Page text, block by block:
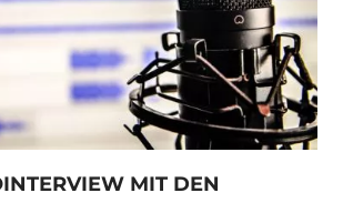
MIT DEN